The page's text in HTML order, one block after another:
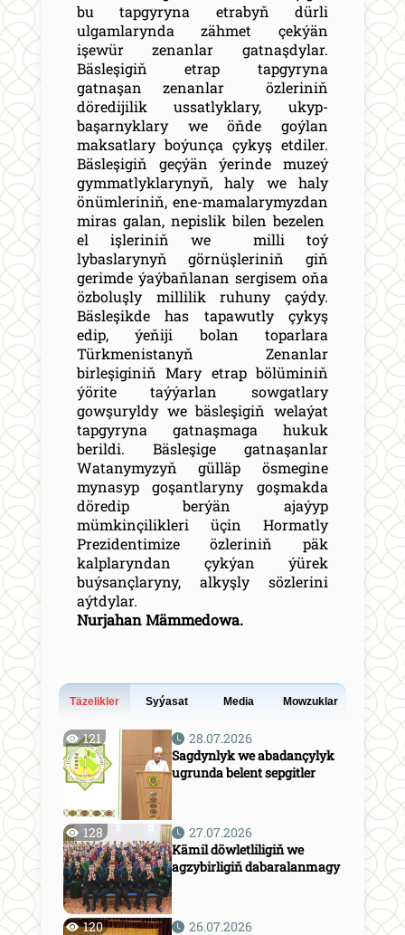
bu tapgyryna etrabyň dürli
ulgamlarynda zähmet çekýän
işewür zenanlar gatnaşdylar.
Bäsleşigiň etrap tapgyryna
gatnaşan zenanlar özleriniň
döredijilik ussatlyklary, ukyp-
başarnyklary we öňde goýlan
maksatlary boýunça çykyş etdiler.
Bäsleşigiň geçýän ýerinde muzeý
gymmatlyklarynyň, haly we haly
önümleriniň, ene-mamalarymyzdan
miras galan, nepislik bilen bezelen
el işleriniň we milli toý
lybaslarynyň görnüşleriniň giň
gerimde ýaýbaňlanan sergisem oňa
özboluşly millilik ruhuny çaýdy.
Bäsleşikde has tapawutly çykyş
edip, ýeňiji bolan toparlara
Türkmenistanyň Zenanlar
birleşiginiň Mary etrap bölüminiň
ýörite taýýarlan sowgatlary
gowşuryldy we bäsleşigiň welaýat
tapgyryna gatnaşmaga hukuk
berildi. Bäsleşige gatnaşanlar
Watanymyzyň gülläp ösmegine
mynasyp goşantlaryny goşmakda
döredip berýän ajaýyp
mümkinçilikleri üçin Hormatly
Prezidentimize özleriniň päk
kalplaryndan çykýan ýürek
buýsançlaryny, alkyşly sözlerini
aýtdylar.
Nurjahan Mämmedowa.
Täzelikler Syýasat Media Mowzuklar
121
28.07.2026
Sagdynlyk we abadançylyk
ugrunda belent sepgitler
128
27.07.2026
Kämil döwletliligiň we
agzybirligiň dabaralanmagy
120
26.07.2026